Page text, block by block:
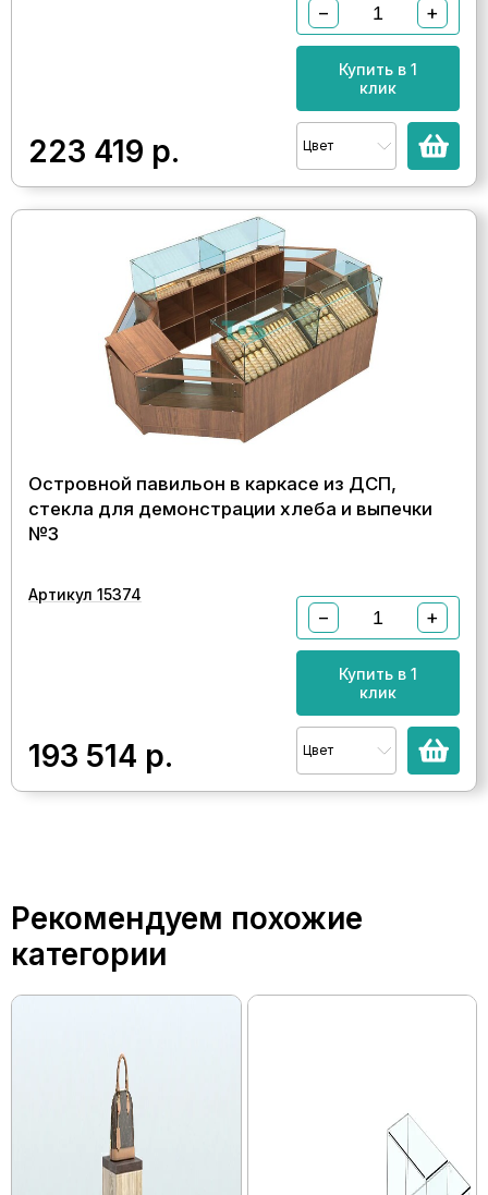
223 419 р.
− +
Купить в 1
клик
Цвет
Островной павильон в каркасе из ДСП,
стекла для демонстрации хлеба и выпечки
№3
Артикул 15374
193 514 р.
− +
Купить в 1
клик
Цвет
Рекомендуем похожие
категории